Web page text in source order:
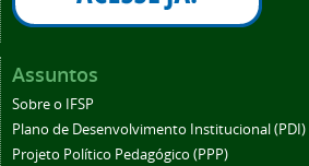
Assuntos
Sobre o IFSP
Plano de Desenvolvimento Institucional (PDI)
Projeto Político Pedagógico (PPP)